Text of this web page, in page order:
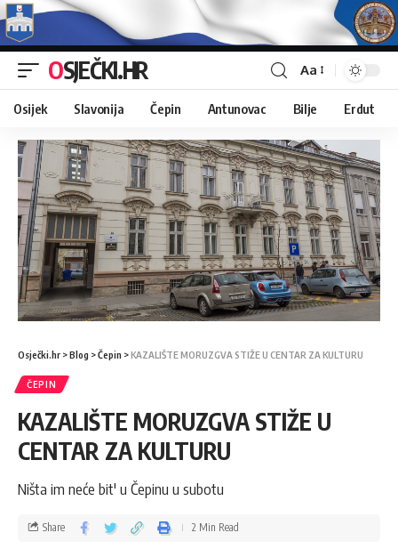
OSJEČKI.HR Aa
Osijek Slavonija Čepin Antunovac Bilje Erdut
Osječki.hr >Blog >Čepin >KAZALIŠTE MORUZGVA STIŽE U CENTAR ZA KULTURU
ČEPIN
KAZALIŠTE MORUZGVA STIŽE U
CENTAR ZA KULTURU
Ništa im neće bit' u Čepinu u subotu
Share 2 Min Read